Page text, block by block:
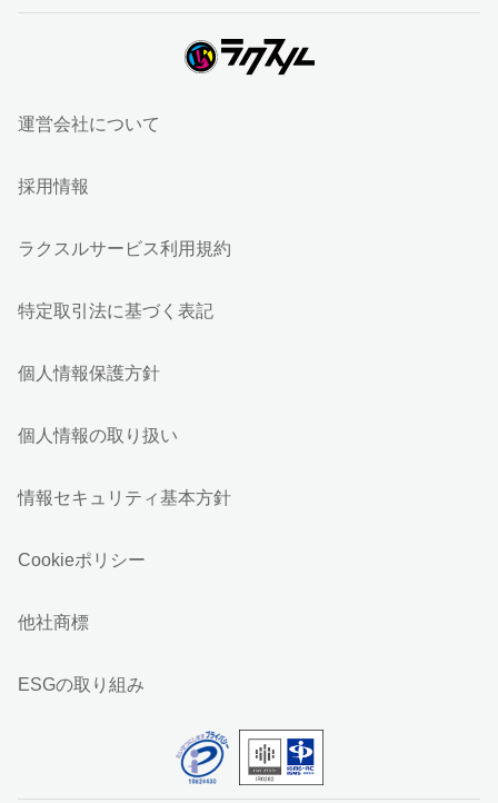
運営会社について
採用情報
ラクスルサービス利用規約
特定取引法に基づく表記
個人情報保護方針
個人情報の取り扱い
情報セキュリティ基本方針
Cookieポリシー
他社商標
ESGの取り組み